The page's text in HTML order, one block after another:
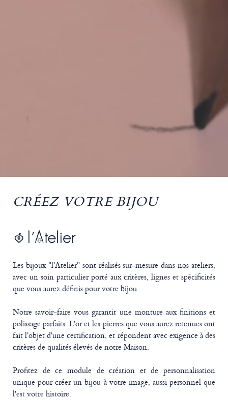
CRÉEZ VOTRE BIJOU
Les bijoux "l'Atelier" sont réalisés sur-mesure dans nos ateliers,
avec un soin particulier porté aux critères, lignes et spécificités
que vous aurez définis pour votre bijou.
Notre savoir-faire vous garantit une monture aux finitions et
polissage parfaits. L'or et les pierres que vous aurez retenues ont
fait l'objet d'une certification, et répondent avec exigence à des
critères de qualités élevés de notre Maison.
Profitez de ce module de création et de personnalisation
unique pour créer un bijou à votre image, aussi personnel que
l'est votre histoire.